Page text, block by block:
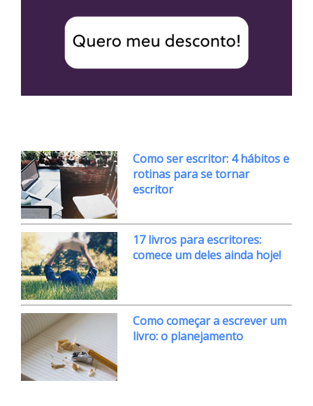
Como ser escritor: 4 hábitos e
rotinas para se tornar
escritor
17 livros para escritores:
comece um deles ainda hoje!
Como começar a escrever um
livro: o planejamento